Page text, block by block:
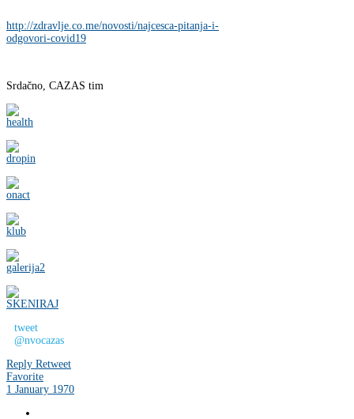
http://zdravlje.co.me/novosti/najcesca-pitanja-i-
odgovori-covid19
Srdačno, CAZAS tim
tweet
@nvocazas
Reply Retweet
Favorite
1 January 1970